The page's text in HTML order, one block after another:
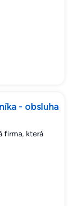
- obsluha
firma, která